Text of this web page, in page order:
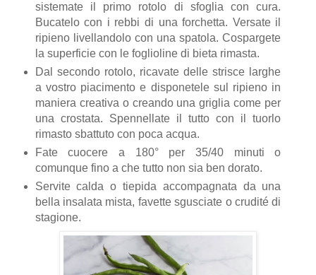
sistemate il primo rotolo di sfoglia con cura.
Bucatelo con i rebbi di una forchetta. Versate il
ripieno livellandolo con una spatola. Cospargete
la superficie con le foglioline di bieta rimasta.
Dal secondo rotolo, ricavate delle strisce larghe
a vostro piacimento e disponetele sul ripieno in
maniera creativa o creando una griglia come per
una crostata. Spennellate il tutto con il tuorlo
rimasto sbattuto con poca acqua.
Fate cuocere a 180° per 35/40 minuti o
comunque fino a che tutto non sia ben dorato.
Servite calda o tiepida accompagnata da una
bella insalata mista, favette sgusciate o crudité di
stagione.